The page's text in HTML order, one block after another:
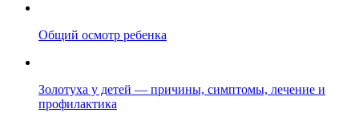
Общий осмотр ребенка
Золотуха у детей — причины, симптомы, лечение и
профилактика